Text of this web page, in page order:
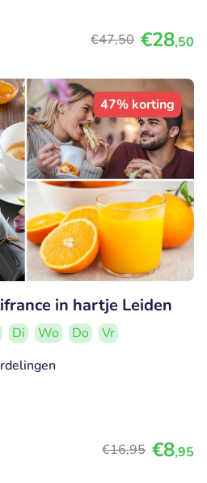
€47,50 €28,50
47% korting
in hartje Leiden
Di Wo Do
Vr
€16,95 €8,95